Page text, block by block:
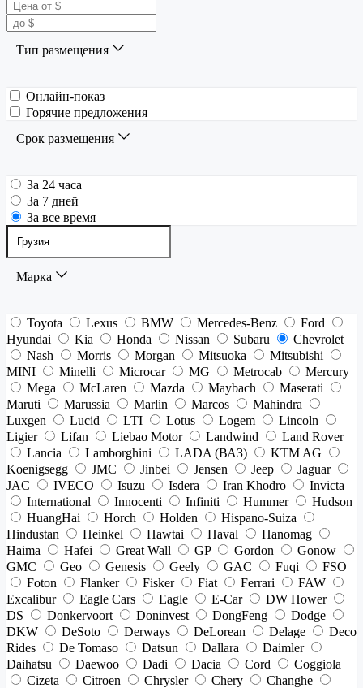
Тип размещения
Онлайн-показ
Горячие предложения
Срок размещения
За 24 часа
За 7 дней
За все время
Марка
Toyota Lexus BMW Mercedes-Benz
Ford
Hyundai
Kia Honda Nissan Subaru
Chevrolet
Nash
Morris Morgan Mitsuoka
Mitsubishi
MINI
Minelli Microcar MG Metrocab
Mercury
Mega
McLaren Mazda Maybach
Maserati
Maruti
Marussia Marlin Marcos
Mahindra
Luxgen
Lucid LTI Lotus Logem
Lincoln
Ligier
Lifan Liebao Motor Landwind
Land Rover
Lancia
Lamborghini LADA (ВАЗ)
KTM AG
Koenigsegg
JMC Jinbei Jensen Jeep
Jaguar
JAC
IVECO Isuzu Isdera Iran Khodro
Invicta
International
Innocenti Infiniti Hummer
Hudson
HuangHai
Horch Holden
Hispano-Suiza
Hindustan
Heinkel Hawtai Haval
Hanomag
Haima
Hafei Great Wall GP Gordon
Gonow
GMC
Geo Genesis Geely GAC Fuqi
FSO
Foton
Flanker Fisker Fiat Ferrari
FAW
Excalibur
Eagle Cars Eagle E-Car
DW Hower
DS
Donkervoort Doninvest DongFeng
Dodge
DKW
DeSoto Derways DeLorean Delage
Deco
Rides
De Tomaso Datsun Dallara
Daimler
Daihatsu
Daewoo Dadi Dacia Cord
Coggiola
Cizeta
Citroen Chrysler Chery
Changhe